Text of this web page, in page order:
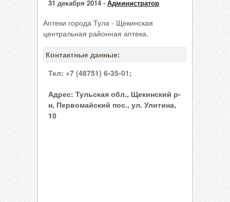
31 декабря 2014 - Администратор
Аптеки города Тула - Щекинская
центральная районная аптека.
Контактные данные:
Тел: +7 (48751) 6-35-01;
Адрес: Тульская обл., Щекинский р-
н, Первомайский пос., ул. Улитина,
10